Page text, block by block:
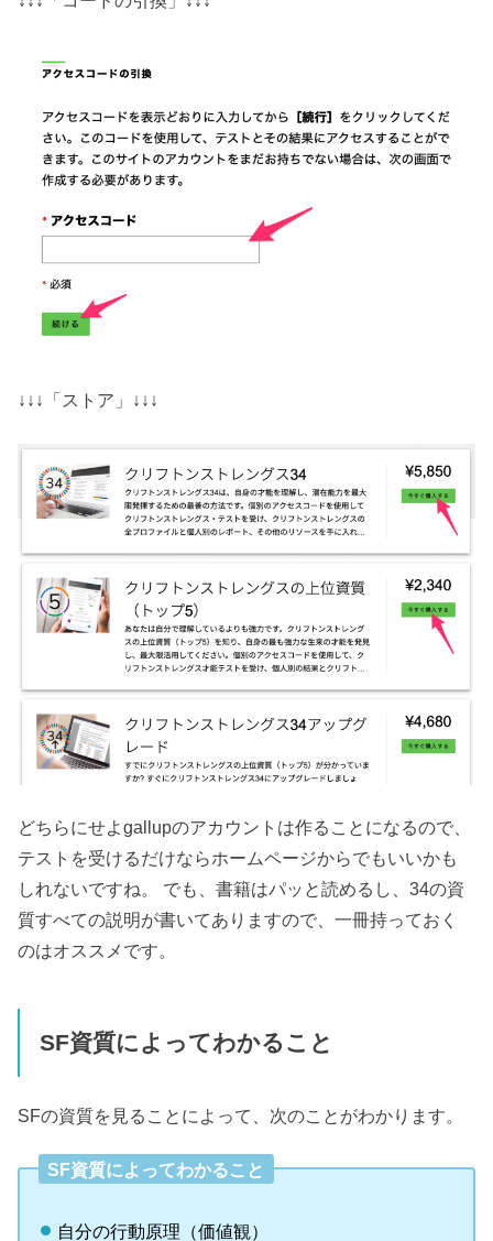
↓↓↓「ストア」↓↓↓
どちらにせよgallupのアカウントは作ることになるので、
テストを受けるだけならホームページからでもいいかも
しれないですね。 でも、書籍はパッと読めるし、34の資
質すべての説明が書いてありますので、一冊持っておく
のはオススメです。
SF資質によってわかること
SFの資質を見ることによって、次のことがわかります。
SF資質によってわかること
自分の行動原理（価値観）